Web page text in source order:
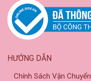
HƯỚNG DẪN
Chính Sách Vận Chuyển